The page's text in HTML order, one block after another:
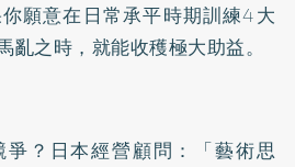
願意在日常承平時期訓練4大
亂之時，就能收穫極大助益。
爭？日本經營顧問：「藝術思